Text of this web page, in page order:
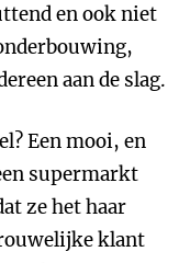
en ook niet
aan de slag.
Een mooi, en
supermarkt
ze het haar
klant